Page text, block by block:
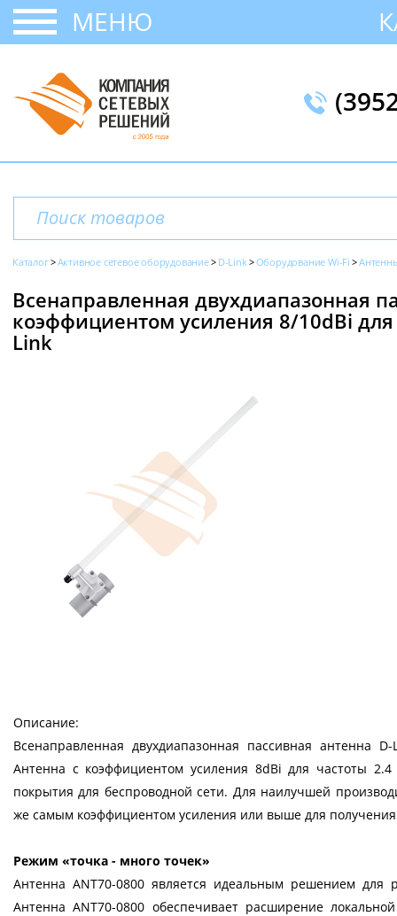
МЕНЮ
Каталог Активное сетевое оборудование D-Link Оборудование Wi-Fi
Всенаправленная двухдиапазонная
коэффициентом усиления 8/10dBi
Link
Описание:
Всенаправленная двухдиапазонная пассивная антенна
Антенна с коэффициентом усиления 8dBi для частоты
покрытия для беспроводной сети. Для наилучшей
же самым коэффициентом усиления или выше для
Режим «точка - много точек»
Антенна ANT70-0800 является идеальным решением для
Антенна ANT70-0800 обеспечивает расширение